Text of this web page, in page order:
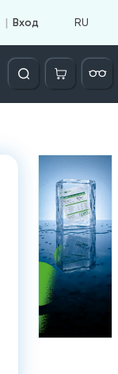
Вход RU
Căutare